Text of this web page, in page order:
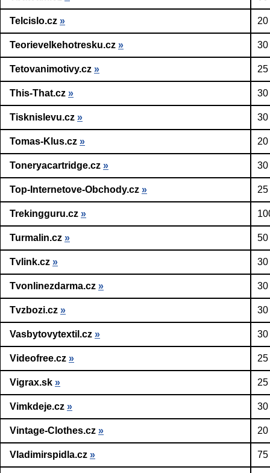
Telcislo.cz »
Teorievelkehotresku.cz » 30
Tetovanimotivy.cz »
This-That.cz » 30
Tisknislevu.cz » 30
Tomas-Klus.cz »
Toneryacartridge.cz » 30
Top-Internetove-Obchody.cz »
Trekingguru.cz »
Turmalin.cz » 50
Tvlink.cz » 30
Tvonlinezdarma.cz » 30
Tvzbozi.cz » 30
Vasbytovytextil.cz » 30
Videofree.cz »
Vigrax.sk »
Vimkdeje.cz » 30
Vintage-Clothes.cz »
Vladimirspidla.cz » 75